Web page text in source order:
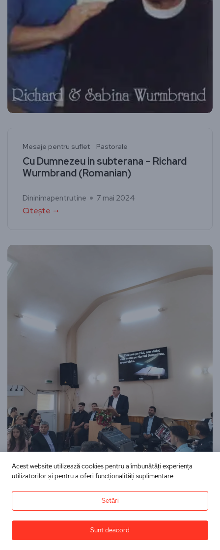
Mesaje pentru suflet Pastorale
Cu Dumnezeu in subterana – Richard
Wurmbrand (Romanian)
Dininimapentrutine 7 mai 2024
Citește
Acest website utilizează cookies pentru a îmbunătăți experiența
utilizatorilor și pentru a oferi funcționalități suplimentare.
Setări
Sunt deacord